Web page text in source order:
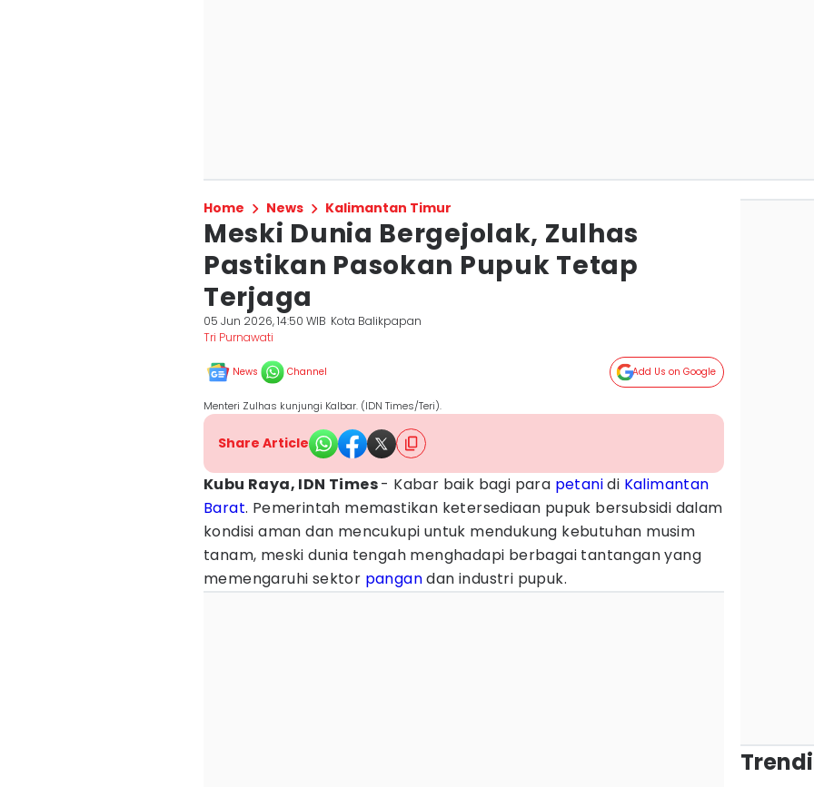
Home News Kalimantan Timur
Meski Dunia Bergejolak, Zulhas
Pastikan Pasokan Pupuk Tetap
Terjaga
05 Jun 2026, 14:50 WIB Kota Balikpapan
Tri Purnawati
News Channel Add Us on Google
Menteri Zulhas kunjungi Kalbar. (IDN Times/Teri).
Share Article
Kubu Raya, IDN Times- Kabar baik bagi para petanidi Kalimantan
Barat. Pemerintah memastikan ketersediaan pupuk bersubsidi dalam
kondisi aman dan mencukupi untuk mendukung kebutuhan musim
tanam, meski dunia tengah menghadapi berbagai tantangan yang
memengaruhi sektor pangandan industri pupuk.